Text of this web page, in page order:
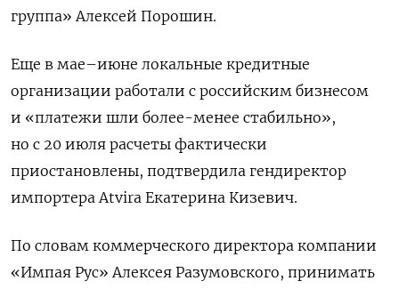
группа» Алексей Порошин.
Еще в мае–июне локальные кредитные
организации работали с российским бизнесом
и «платежи шли более-менее стабильно»,
но с 20 июля расчеты фактически
приостановлены, подтвердила гендиректор
импортера Atvira Екатерина Кизевич.
По словам коммерческого директора компании
«Импая Рус» Алексея Разумовского, принимать